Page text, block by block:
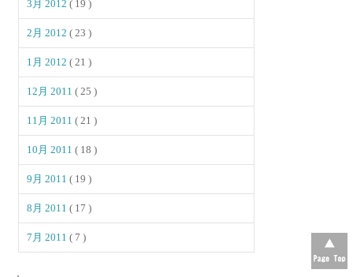
3月 2012( 19 )
2月 2012( 23 )
1月 2012( 21 )
12月 2011( 25 )
11月 2011( 21 )
10月 2011( 18 )
9月 2011( 19 )
8月 2011( 17 )
7月 2011( 7 )